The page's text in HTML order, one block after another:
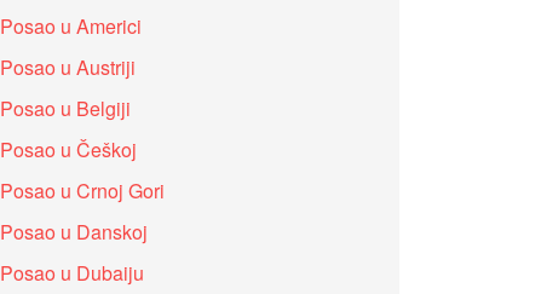
Posao u Americi
Posao u Austriji
Posao u Belgiji
Posao u Češkoj
Posao u Crnoj Gori
Posao u Danskoj
Posao u Dubaiju